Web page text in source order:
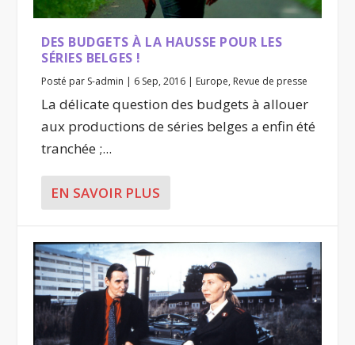
DES BUDGETS À LA HAUSSE POUR LES
SÉRIES BELGES !
Posté par S-admin | 6 Sep, 2016 | Europe, Revue de presse
La délicate question des budgets à allouer
aux productions de séries belges a enfin été
tranchée ;...
EN SAVOIR PLUS